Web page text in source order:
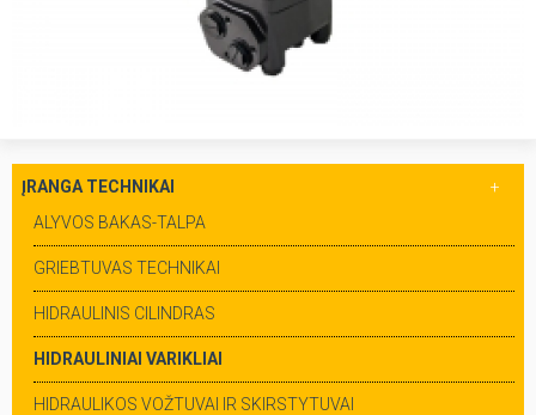
ĮRANGA TECHNIKAI
ALYVOS BAKAS-TALPA
GRIEBTUVAS TECHNIKAI
HIDRAULINIS CILINDRAS
HIDRAULINIAI VARIKLIAI
HIDRAULIKOS VOŽTUVAI IR SKIRSTYTUVAI